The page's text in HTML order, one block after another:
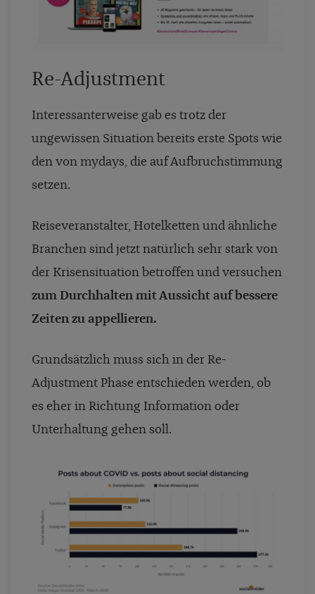
Re-Adjustment
Interessanterweise gab es trotz der
ungewissen Situation bereits erste Spots wie
den von mydays, die auf Aufbruchstimmung
setzen.
Reiseveranstalter, Hotelketten und ähnliche
Branchen sind jetzt natürlich sehr stark von
der Krisensituation betroffen und versuchen
zum Durchhalten mit Aussicht auf bessere
Zeiten zu appellieren.
Grundsätzlich muss sich in der Re-
Adjustment Phase entschieden werden, ob
es eher in Richtung Information oder
Unterhaltung gehen soll.